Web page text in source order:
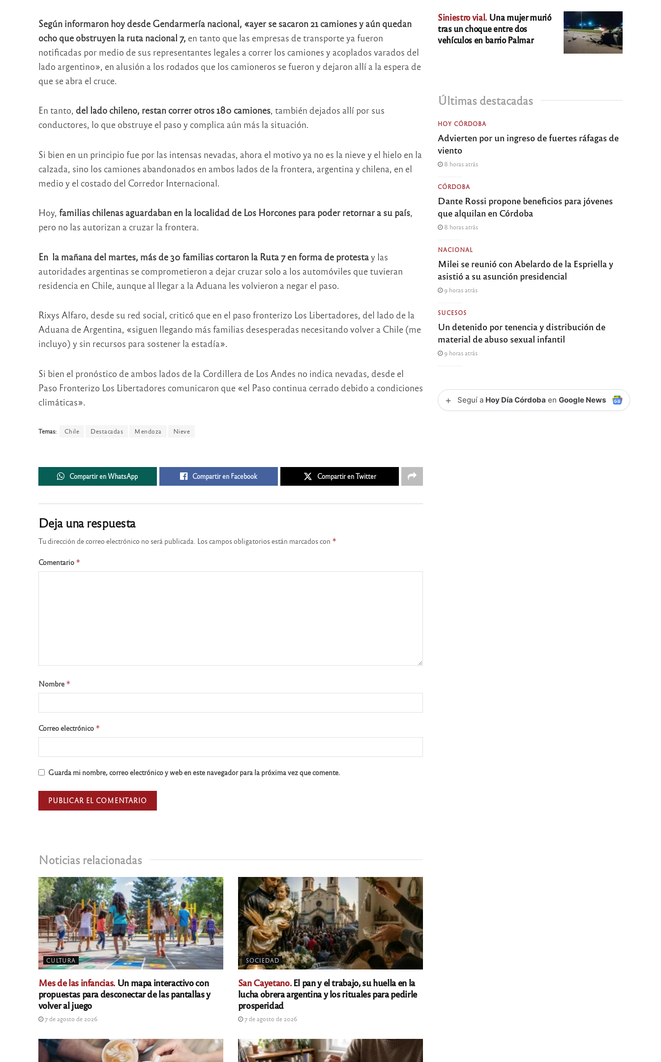
Según informaron hoy desde Gendarmería nacional, «ayer se sacaron 21 camiones y aún quedan
ocho que obstruyen la ruta nacional 7, en tanto que las empresas de transporte ya fueron
notificadas por medio de sus representantes legales a correr los camiones y acoplados varados del
lado argentino», en alusión a los rodados que los camioneros se fueron y dejaron allí a la espera de
que se abra el cruce.
En tanto, del lado chileno, restan correr otros 180 camiones, también dejados allí por sus
conductores, lo que obstruye el paso y complica aún más la situación.
Si bien en un principio fue por las intensas nevadas, ahora el motivo ya no es la nieve y el hielo en la
calzada, sino los camiones abandonados en ambos lados de la frontera, argentina y chilena, en el
medio y el costado del Corredor Internacional.
Hoy, familias chilenas aguardaban en la localidad de Los Horcones para poder retornar a su país,
pero no las autorizan a cruzar la frontera.
En la mañana del martes, más de 30 familias cortaron la Ruta 7 en forma de protestay las
autoridades argentinas se comprometieron a dejar cruzar solo a los automóviles que tuvieran
residencia en Chile, aunque al llegar a la Aduana les volvieron a negar el paso.
Rixys Alfaro, desde su red social, criticó que en el paso fronterizo Los Libertadores, del lado de la
Aduana de Argentina, «siguen llegando más familias desesperadas necesitando volver a Chile (me
incluyo) y sin recursos para sostener la estadía».
Si bien el pronóstico de ambos lados de la Cordillera de Los Andes no indica nevadas, desde el
Paso Fronterizo Los Libertadores comunicaron que «el Paso continua cerrado debido a condiciones
climáticas».
Temas: Chile Destacadas Mendoza Nieve
Compartir en WhatsApp Compartir en Facebook Compartir en Twitter
Noticias relacionadas
CULTURA
Mes de las infancias.Un mapa interactivo con
propuestas para desconectar de las pantallas y
volver al juego
7 de agosto de 2026
SOCIEDAD
San Cayetano.El pan y el trabajo, su huella en la
lucha obrera argentina y los rituales para pedirle
prosperidad
7 de agosto de 2026
Deja una respuesta
Tu dirección de correo electrónico no será publicada. Los campos obligatorios están marcados con *
Comentario *
Nombre *
Correo electrónico *
Guarda mi nombre, correo electrónico y web en este navegador para la próxima vez que comente.
Siniestro vial. Una mujer murió
tras un choque entre dos
vehículos en barrio Palmar
Últimas destacadas
HOY CÓRDOBA
Advierten por un ingreso de fuertes ráfagas de
viento
8 horas atrás
CÓRDOBA
Dante Rossi propone beneficios para jóvenes
que alquilan en Córdoba
8 horas atrás
NACIONAL
Milei se reunió con Abelardo de la Espriella y
asistió a su asunción presidencial
9 horas atrás
SUCESOS
Un detenido por tenencia y distribución de
material de abuso sexual infantil
9 horas atrás
+ Seguí a Hoy Día Córdoba enGoogle News